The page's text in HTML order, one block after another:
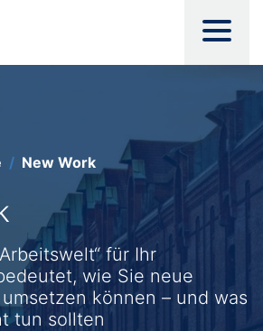
New Work
für Ihr
wie Sie neue
können – und was
tun sollten